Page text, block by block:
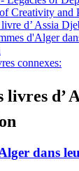
Creativity and
d’ Assia
d'Alger
connexes:
d’
dans